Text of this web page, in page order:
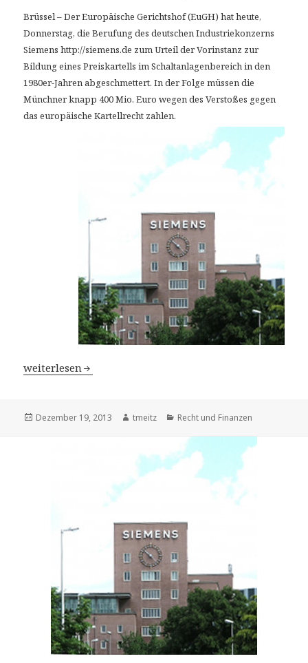
Brüssel – Der Europäische Gerichtshof (EuGH) hat heute,
Donnerstag, die Berufung des deutschen Industriekonzerns
Siemens http://siemens.de zum Urteil der Vorinstanz zur
Bildung eines Preiskartells im Schaltanlagenbereich in den
1980er-Jahren abgeschmettert. In der Folge müssen die
Münchner knapp 400 Mio. Euro wegen des Verstoßes gegen
das europäische Kartellrecht zahlen.
Kartellbildung: Siemens muss 400 Mio. Euro zahlen –
weiterlesen
Veröffentlicht
Dezember 19, 2013 Autor
tmeitz Kategorien
Recht und Finanzen